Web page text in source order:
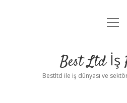
Anasayfa
Yasal
Best Ltd İş
Bestltd ile iş dünyası ve